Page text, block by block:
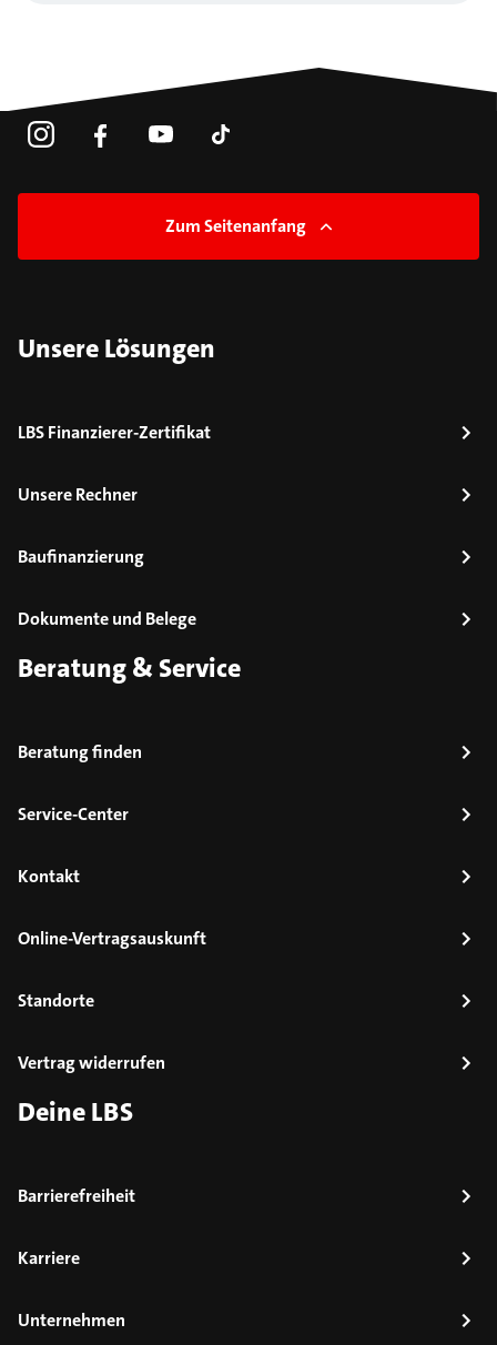
Zum Seitenanfang
Unsere Lösungen
LBS Finanzierer-Zertifikat
Unsere Rechner
Baufinanzierung
Dokumente und Belege
Beratung & Service
Beratung finden
Service-Center
Kontakt
Online-Vertragsauskunft
Standorte
Vertrag widerrufen
Deine LBS
Barrierefreiheit
Karriere
Unternehmen